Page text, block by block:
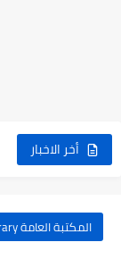
أخر الاخبار
المكتبة العامة library